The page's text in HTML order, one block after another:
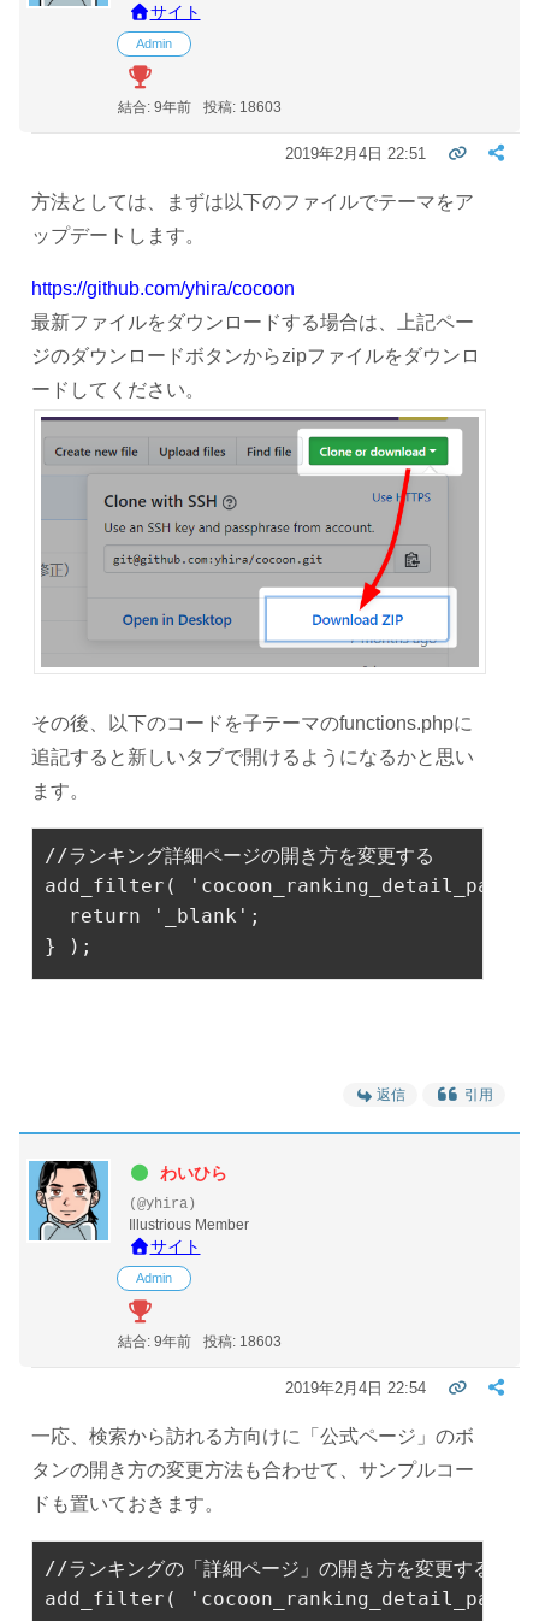
サイト
Admin
結合: 9年前 投稿: 18603
2019年2月4日 22:51
方法としては、まずは以下のファイルでテーマをア
ップデートします。
https://github.com/yhira/cocoon
最新ファイルをダウンロードする場合は、上記ペー
ジのダウンロードボタンからzipファイルをダウンロ
ードしてください。
その後、以下のコードを子テーマのfunctions.phpに
追記すると新しいタブで開けるようになるかと思い
ます。
//ランキング詳細ページの開き方を変更する
add_filter(
return
'_blank' ;
} );
返信 引用
わいひら
(@yhira)
Illustrious Member
サイト
Admin
結合: 9年前 投稿: 18603
2019年2月4日 22:54
一応、検索から訪れる方向けに「公式ページ」のボ
タンの開き方の変更方法も合わせて、サンプルコー
ドも置いておきます。
//ランキングの「詳細ページ」の開き方を変更する（新
add_filter(